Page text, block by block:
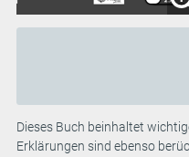
Dieses Buch beinhaltet
Erklärungen sind ebenso